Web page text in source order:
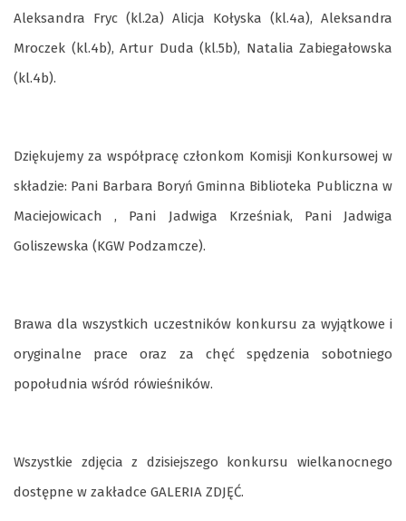
Aleksandra Fryc (kl.2a) Alicja Kołyska (kl.4a), Aleksandra
Mroczek (kl.4b), Artur Duda (kl.5b), Natalia Zabiegałowska
(kl.4b).
Dziękujemy za współpracę członkom Komisji Konkursowej w
składzie: Pani Barbara Boryń Gminna Biblioteka Publiczna w
Maciejowicach , Pani Jadwiga Krześniak, Pani Jadwiga
Goliszewska (KGW Podzamcze).
Brawa dla wszystkich uczestników konkursu za wyjątkowe i
oryginalne prace oraz za chęć spędzenia sobotniego
popołudnia wśród rówieśników.
Wszystkie zdjęcia z dzisiejszego konkursu wielkanocnego
dostępne w zakładce GALERIA ZDJĘĆ.